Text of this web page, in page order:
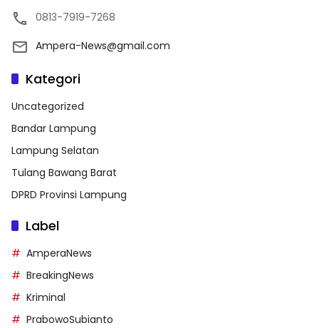
0813-7919-7268
Ampera-News@gmail.com
Kategori
Uncategorized
Bandar Lampung
Lampung Selatan
Tulang Bawang Barat
DPRD Provinsi Lampung
Label
AmperaNews
BreakingNews
Kriminal
PrabowoSubianto